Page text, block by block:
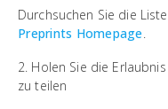
Durchsuchen Sie die
Preprints Homepage.
2. Holen Sie die
zu teilen